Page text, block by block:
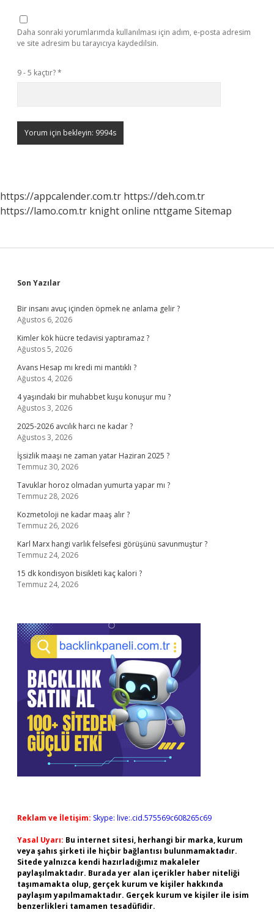
Daha sonraki yorumlarımda kullanılması için adım, e-posta adresim
ve site adresim bu tarayıcıya kaydedilsin.
9 - 5 kaçtır?*
https://appcalender.com.tr https://deh.com.tr
https://lamo.com.tr knight online nttgame Sitemap
Sidebar
Son Yazılar
Bir insanı avuç içinden öpmek ne anlama gelir ?
Ağustos 6, 2026
Kimler kök hücre tedavisi yaptıramaz ?
Ağustos 5, 2026
Avans Hesap mı kredi mi mantıklı ?
Ağustos 4, 2026
4 yaşındaki bir muhabbet kuşu konuşur mu ?
Ağustos 3, 2026
2025-2026 avcılık harcı ne kadar ?
Ağustos 3, 2026
İşsizlik maaşı ne zaman yatar Haziran 2025 ?
Temmuz 30, 2026
Tavuklar horoz olmadan yumurta yapar mı ?
Temmuz 28, 2026
Kozmetoloji ne kadar maaş alır ?
Temmuz 26, 2026
Karl Marx hangi varlık felsefesi görüşünü savunmuştur ?
Temmuz 24, 2026
15 dk kondisyon bisikleti kaç kalori ?
Temmuz 24, 2026
Reklam ve İletişim: Skype: live:.cid.575569c608265c69
Yasal Uyarı: Bu internet sitesi, herhangi bir marka, kurum
veya şahıs şirketi ile hiçbir bağlantısı bulunmamaktadır.
Sitede yalnızca kendi hazırladığımız makaleler
paylaşılmaktadır. Burada yer alan içerikler haber niteliği
taşımamakta olup, gerçek kurum ve kişiler hakkında
paylaşım yapılmamaktadır. Gerçek kurum ve kişiler ile isim
benzerlikleri tamamen tesadüfidir.